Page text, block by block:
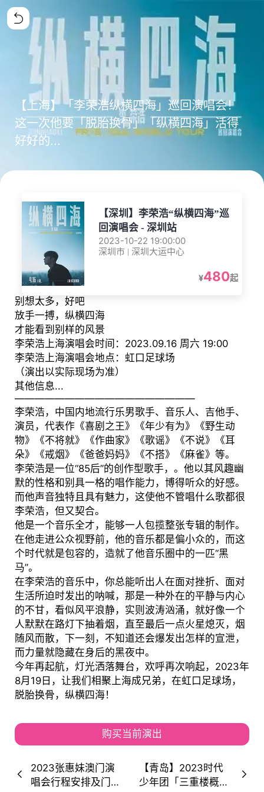
【上海】「李荣浩纵横四海」巡回演唱会！
这一次他要「脱胎换骨」「纵横四海」活得
好好的...
【深圳】李荣浩“纵横四海”巡
回演唱会 - 深圳站
2023-10-22 19:00:00
深圳市 | 深圳大运中心
¥480起
别想太多，好吧
放手一搏，纵横四海
才能看到别样的风景
李荣浩上海演唱会时间：2023.09.16 周六 19:00
李荣浩上海演唱会地点：虹口足球场
（演出以实际现场为准）
其他信息...
——————————————————
李荣浩，中国内地流行乐男歌手、音乐人、吉他手、
演员，代表作《喜剧之王》《年少有为》《野生动
物》《不将就》《作曲家》《歌谣》《不说》《耳
朵》《戒烟》《爸爸妈妈》《不搭》《麻雀》等。
李荣浩是一位“85后”的创作型歌手，。他以其风趣幽
默的性格和别具一格的唱作能力，博得听众的好感。
而他声音独特且具有魅力，这使他不管唱什么歌都很
李荣浩，但又契合。
他是一个音乐全才，能够一人包揽整张专辑的制作。
在他走进公众视野前，他的音乐都是偏小众的，而这
个时代就是包容的，造就了他音乐圈中的一匹“黑
马”。
在李荣浩的音乐中，你总能听出人在面对挫折、面对
生活所迫时发出的呐喊，那是一种外在的平静与内心
的不甘，看似风平浪静，实则波涛汹涌，就好像一个
人默默在路灯下抽着烟，直至最后一点火星熄灭，烟
随风而散，下一刻，不知道还会爆发出怎样的宣泄，
而力量就隐藏在身后的黑夜中。
今年再起航，灯光洒落舞台，欢呼再次响起，2023年
8月19日，让我们相聚上海成兄弟，在虹口足球场，
脱胎换骨，纵横四海！
购买当前演出
2023张惠妹澳门演
唱会行程安排及门票
【青岛】2023时代
少年团「三重楼概